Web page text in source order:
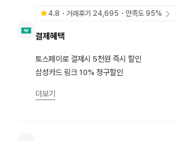
4.8 ・거래후기 24,695 ・만족도95%
결제혜택
토스페이로 결제시 5천원 즉시 할인
삼성카드 링크 10% 청구할인
더보기